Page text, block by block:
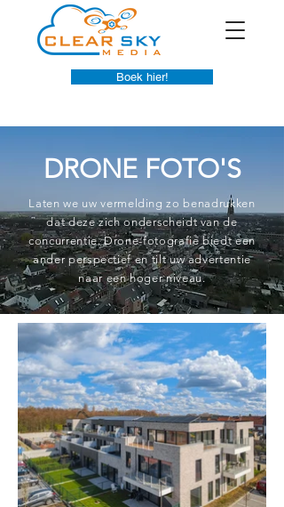
Boek hier!
DRONE FOTO'S
Laten we uw vermelding zo benadrukken
dat deze zich onderscheidt van de
concurrentie. Drone-fotografie biedt een
ander perspectief en tilt uw advertentie
naar een hoger niveau.